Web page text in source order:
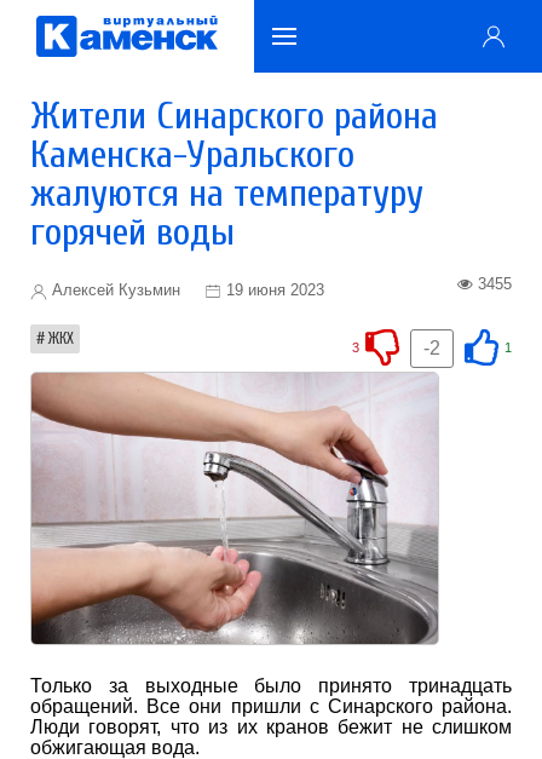
Жители Синарского района
Каменска-Уральского
жалуются на температуру
горячей воды
Алексей Кузьмин 19 июня 2023 3455
ЖКХ 1
-2
3
Только за выходные было принято тринадцать
обращений. Все они пришли с Синарского района.
Люди говорят, что из их кранов бежит не слишком
обжигающая вода.